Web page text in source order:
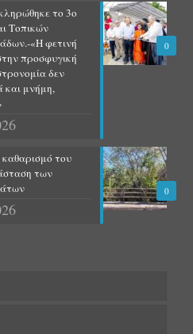
0
το 3ο
Τοπικών
«Η φετινή
προσφυγική
δεν
και μνήμη,
0
του
των